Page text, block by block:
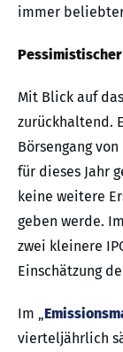
immer
Mit Blick auf
zurückhaltend.
Börsengang
für dieses Jahr
keine weitere
geben werde.
zwei kleinere
Einschätzung
Im „
vierteljährlich